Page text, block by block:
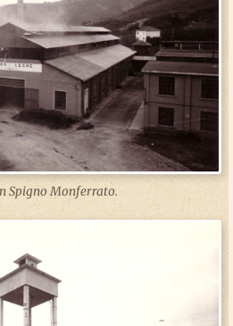
Spigno Monferrato.